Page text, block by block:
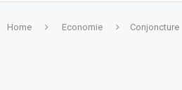
Home Economie Conjoncture